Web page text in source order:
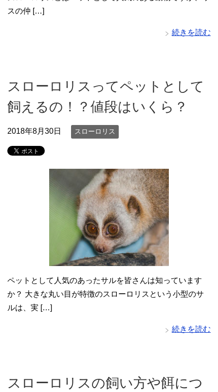
スの仲 […]
続きを読む
スローロリスってペットとして
飼えるの！？値段はいくら？
2018年8月30日 スローロリス
ペットとして人気のあったサルを皆さんは知っています
か？ 大きな丸い目が特徴のスローロリスという小型のサ
ルは、実 […]
続きを読む
スローロリスの飼い方や餌につ